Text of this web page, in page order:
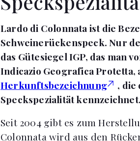
Lardo di Colonnata ist die
Schweinerückenspeck. Nur
das Gütesiegel IGP, das man
Indicazio Geografica Protetta,
Herkunftsbezeichnung
, die
Speckspezialität kennzeichnet.
Seit 2004 gibt es zum
Colonnata wird aus den